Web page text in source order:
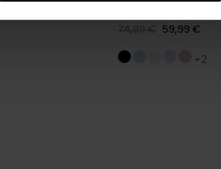
59,99 €
+2